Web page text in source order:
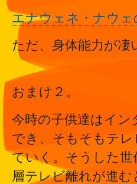
エナウェネ・ナウェ
ただ、身体能力が凄
おまけ２。
今時の子供達はイ
でき、そもそもテ
ていく。そうした
層テレビ離れが進む